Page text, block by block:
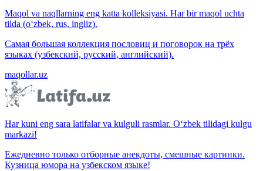
Maqol va naqllarning eng katta kolleksiyasi. Har bir maqol uchta
tilda (o‘zbek, rus, ingliz).
Самая большая коллекция пословиц и поговорок на трёх
языках (узбекский, русский, английский).
maqollar.uz
Har kuni eng sara latifalar va kulguli rasmlar. O‘zbek tilidagi kulgu
markazi!
Ежедневно только отборные анекдоты, смешные картинки.
Кузница юмора на узбекском языке!